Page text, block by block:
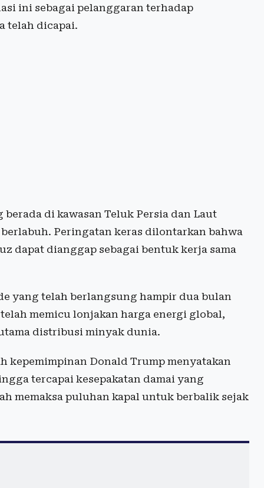
ini sebagai pelanggaran terhadap
telah dicapai.
di kawasan Teluk Persia dan Laut
Peringatan keras dilontarkan bahwa
dapat dianggap sebagai bentuk kerja sama
yang telah berlangsung hampir dua bulan
memicu lonjakan harga energi global,
distribusi minyak dunia.
kepemimpinan Donald Trump menyatakan
tercapai kesepakatan damai yang
memaksa puluhan kapal untuk berbalik sejak